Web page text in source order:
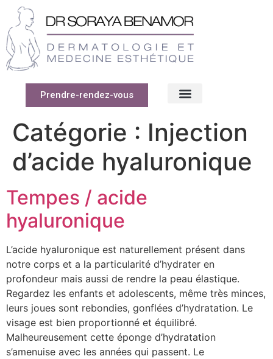
Prendre-rendez-vous
Catégorie : Injection
d’acide hyaluronique
Tempes / acide
hyaluronique
L’acide hyaluronique est naturellement présent dans
notre corps et a la particularité d’hydrater en
profondeur mais aussi de rendre la peau élastique.
Regardez les enfants et adolescents, même très minces,
leurs joues sont rebondies, gonflées d’hydratation. Le
visage est bien proportionné et équilibré.
Malheureusement cette éponge d’hydratation
s’amenuise avec les années qui passent. Le